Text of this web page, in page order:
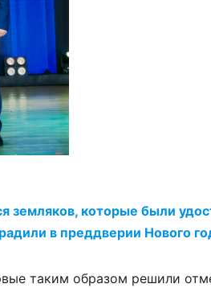
которые были
в преддверии Нового
таким образом решили